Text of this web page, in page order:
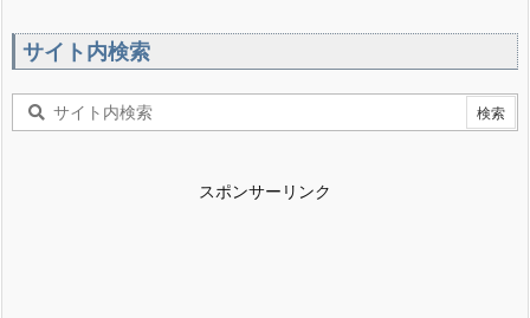
サイト内検索
スポンサーリンク